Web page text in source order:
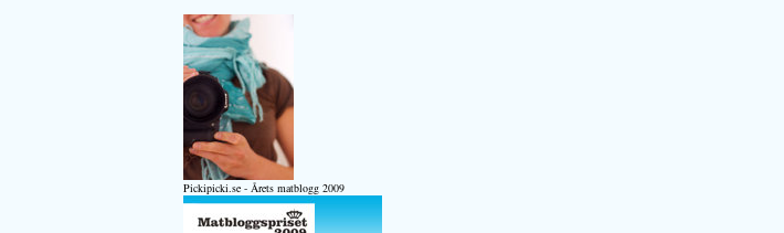
Pickipicki.se - Årets matblogg 2009